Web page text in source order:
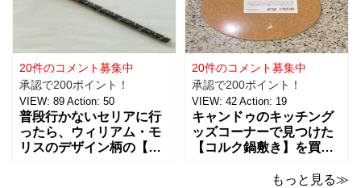
レーションやおやすみ前
のリラックスタイムに良
さそうな商品で、あの
「ハンギョドン」がデザ
インされたライトは、
ン/WM】もとっても素敵
なので、紹介しますね。
サテンリボンの材質は、
ポリエステル。サイズ
は、約幅30㎜ x
20件のコメント募集中
承認で200ポイント！
VIEW: 89 Action: 50
普段行かないセリアに行
ったら、ウィリアム・モ
リスのデザイン柄の【包
20件のコメント募集中
承認で200ポイント！
VIEW: 42 Action: 19
キャンドゥのキッチング
ッズコーナーで見つけた
【コルク鍋敷き】を買っ
ている鍋敷きは木製のも
もっと見る≫